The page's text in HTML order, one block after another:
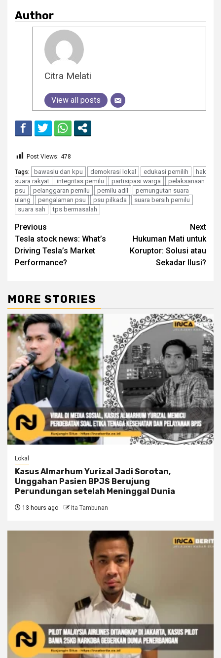
Author
Citra Melati
View all posts
Post Views: 478
Tags: bawaslu dan kpu demokrasi lokal edukasi pemilih
hak
suara rakyat
integritas pemilu partisipasi warga
pelaksanaan
psu
pelanggaran pemilu pemilu adil
pemungutan suara
ulang
pengalaman psu psu pilkada
suara bersih pemilu
suara sah
tps bermasalah
Continue
Reading
Previous
Tesla stock news: What’s
Driving Tesla’s Market
Performance?
Next
Hukuman Mati untuk
Koruptor: Solusi atau
Sekadar Ilusi?
MORE STORIES
Lokal
Kasus Almarhum Yurizal Jadi Sorotan,
Unggahan Pasien BPJS Berujung
Perundungan setelah Meninggal Dunia
13 hours ago Ita Tambunan